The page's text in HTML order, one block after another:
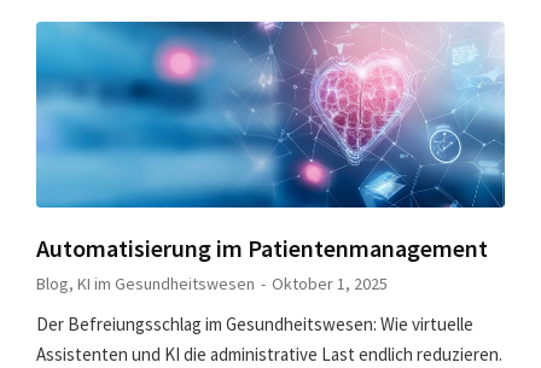
Automatisierung im Patientenmanagement
Blog, KI im Gesundheitswesen Oktober 1, 2025
Der Befreiungsschlag im Gesundheitswesen: Wie virtuelle
Assistenten und KI die administrative Last endlich reduzieren.